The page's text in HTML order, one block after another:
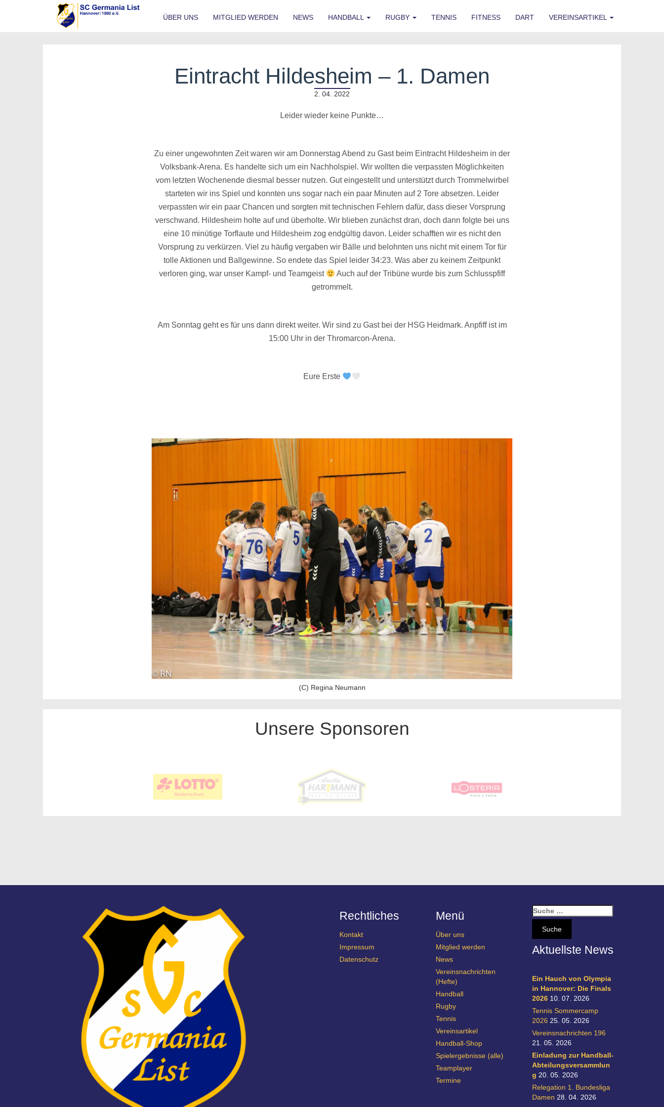
ÜBER UNS MITGLIED WERDEN NEWS HANDBALL RUGBY TENNIS FITNESS DART VEREINSARTIKEL
Eintracht Hildesheim – 1. Damen
2. 04. 2022
Leider wieder keine Punkte…
Zu einer ungewohnten Zeit waren wir am Donnerstag Abend zu Gast beim Eintracht Hildesheim in der
Volksbank-Arena. Es handelte sich um ein Nachholspiel. Wir wollten die verpassten Möglichkeiten
vom letzten Wochenende diesmal besser nutzen. Gut eingestellt und unterstützt durch Trommelwirbel
starteten wir ins Spiel und konnten uns sogar nach ein paar Minuten auf 2 Tore absetzen. Leider
verpassten wir ein paar Chancen und sorgten mit technischen Fehlern dafür, dass dieser Vorsprung
verschwand. Hildesheim holte auf und überholte. Wir blieben zunächst dran, doch dann folgte bei uns
eine 10 minütige Torflaute und Hildesheim zog endgültig davon. Leider schafften wir es nicht den
Vorsprung zu verkürzen. Viel zu häufig vergaben wir Bälle und belohnten uns nicht mit einem Tor für
tolle Aktionen und Ballgewinne. So endete das Spiel leider 34:23. Was aber zu keinem Zeitpunkt
verloren ging, war unser Kampf- und Teamgeist
Auch auf der Tribüne wurde bis zum Schlusspfiff
getrommelt.
Am Sonntag geht es für uns dann direkt weiter. Wir sind zu Gast bei der HSG Heidmark. Anpfiff ist im
15:00 Uhr in der Thromarcon-Arena.
Eure Erste
(C) Regina Neumann
Unsere Sponsoren
Rechtliches
Kontakt
Impressum
Datenschutz
Menü
Über uns
Mitglied werden
News
Vereinsnachrichten
(Hefte)
Handball
Rugby
Tennis
Vereinsartikel
Handball-Shop
Spielergebnisse (alle)
Teamplayer
Termine
S
u
h
e
c
h
:
Aktuellste News
Ein Hauch von Olympia
in Hannover: Die Finals
2026 10. 07. 2026
Tennis Sommercamp
2026 25. 05. 2026
Vereinsnachrichten 196
21. 05. 2026
Einladung zur Handball-
Abteilungsversammlun
g 20. 05. 2026
Relegation 1. Bundesliga
Damen 28. 04. 2026